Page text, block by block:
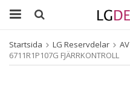
Startsida LG Reservdelar AV
6711R1P107G FJÄRRKONTROLL